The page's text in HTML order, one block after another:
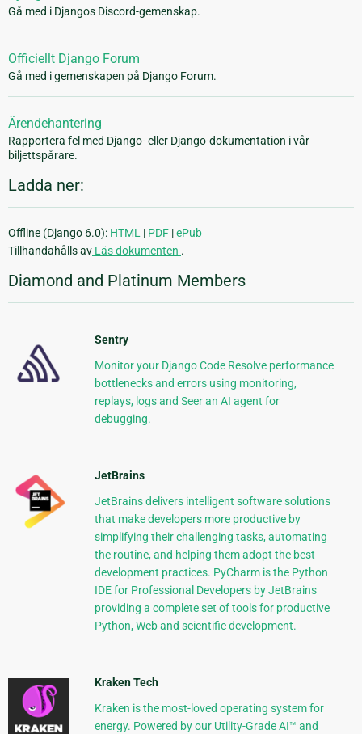
Gå med i Djangos Discord-gemenskap.
Officiellt Django Forum
Gå med i gemenskapen på Django Forum.
Ärendehantering
Rapportera fel med Django- eller Django-dokumentation i vår
biljettspårare.
Ladda ner:
Offline (Django 6.0): HTML | PDF |ePub
Tillhandahålls av Läs dokumenten .
Diamond and Platinum Members
Sentry
Monitor your Django Code Resolve performance
bottlenecks and errors using monitoring,
replays, logs and Seer an AI agent for
debugging.
JetBrains
JetBrains delivers intelligent software solutions
that make developers more productive by
simplifying their challenging tasks, automating
the routine, and helping them adopt the best
development practices. PyCharm is the Python
IDE for Professional Developers by JetBrains
providing a complete set of tools for productive
Python, Web and scientific development.
Kraken Tech
Kraken is the most-loved operating system for
energy. Powered by our Utility-Grade AI™ and